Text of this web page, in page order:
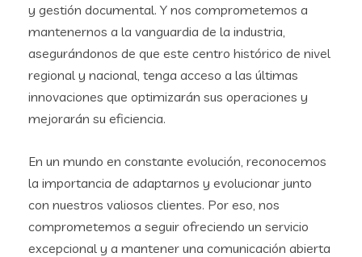
y gestión documental. Y nos comprometemos a
mantenernos a la vanguardia de la industria,
asegurándonos de que este centro histórico de nivel
regional y nacional, tenga acceso a las últimas
innovaciones que optimizarán sus operaciones y
mejorarán su eficiencia.
En un mundo en constante evolución, reconocemos
la importancia de adaptarnos y evolucionar junto
con nuestros valiosos clientes. Por eso, nos
comprometemos a seguir ofreciendo un servicio
excepcional y a mantener una comunicación abierta